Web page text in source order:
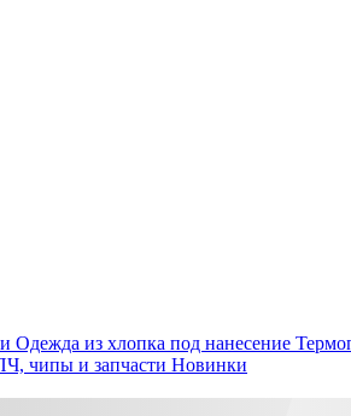
Одежда из хлопка под нанесение
чипы и запчасти Новинки